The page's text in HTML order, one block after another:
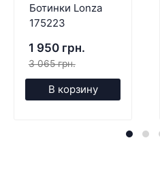
Ботинки Lonza
175223
1 950 грн.
3 065 грн.
В корзину